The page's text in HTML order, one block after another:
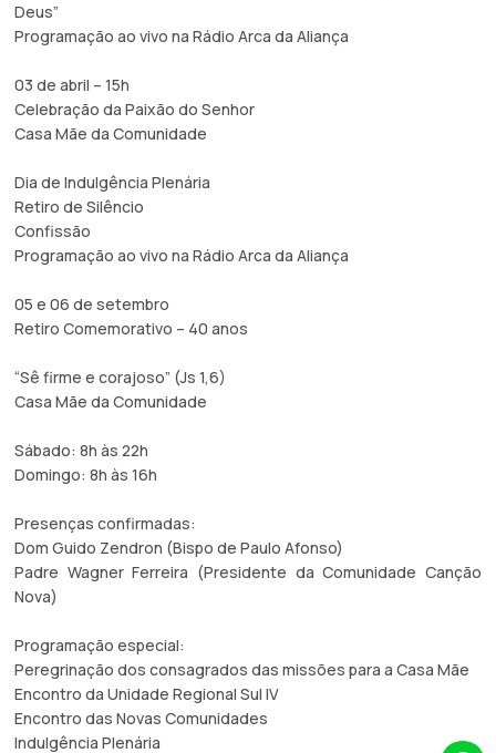
Deus”
Programação ao vivo na Rádio Arca da Aliança
03 de abril – 15h
Celebração da Paixão do Senhor
Casa Mãe da Comunidade
Dia de Indulgência Plenária
Retiro de Silêncio
Confissão
Programação ao vivo na Rádio Arca da Aliança
05 e 06 de setembro
Retiro Comemorativo – 40 anos
“Sê firme e corajoso” (Js 1,6)
Casa Mãe da Comunidade
Sábado: 8h às 22h
Domingo: 8h às 16h
Presenças confirmadas:
Dom Guido Zendron (Bispo de Paulo Afonso)
Padre Wagner Ferreira (Presidente da Comunidade Canção
Nova)
Programação especial:
Peregrinação dos consagrados das missões para a Casa Mãe
Encontro da Unidade Regional Sul IV
Encontro das Novas Comunidades
Indulgência Plenária